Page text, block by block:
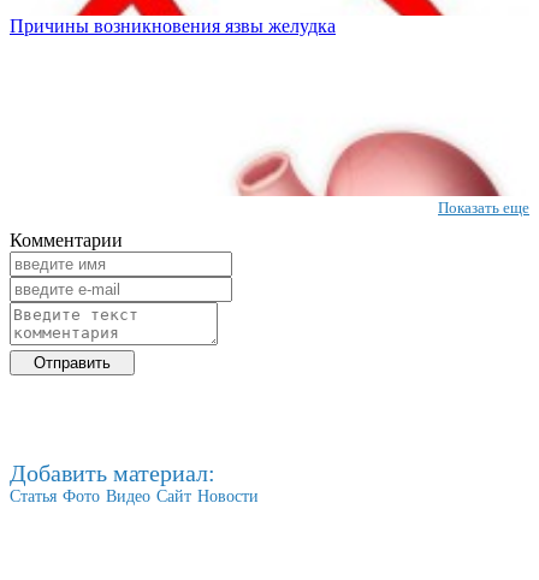
Причины возникновения язвы желудка
Показать еще
Комментарии
Добавить материал:
Статья Фото Видео Сайт Новости